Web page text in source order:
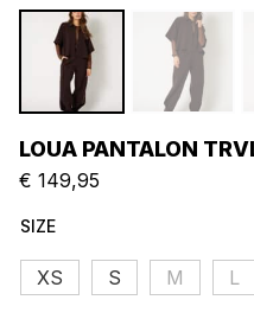
LOUA PANTALON
€ 149,95
SIZE
XS S M L